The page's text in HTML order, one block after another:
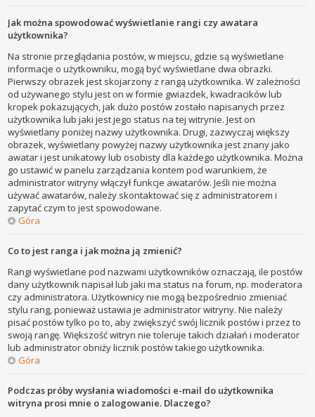
Jak można spowodować wyświetlanie rangi czy awatara
użytkownika?
Na stronie przeglądania postów, w miejscu, gdzie są wyświetlane
informacje o użytkowniku, mogą być wyświetlane dwa obrazki.
Pierwszy obrazek jest skojarzony z rangą użytkownika. W zależności
od używanego stylu jest on w formie gwiazdek, kwadracików lub
kropek pokazujących, jak dużo postów zostało napisanych przez
użytkownika lub jaki jest jego status na tej witrynie. Jest on
wyświetlany poniżej nazwy użytkownika. Drugi, zazwyczaj większy
obrazek, wyświetlany powyżej nazwy użytkownika jest znany jako
awatar i jest unikatowy lub osobisty dla każdego użytkownika. Można
go ustawić w panelu zarządzania kontem pod warunkiem, że
administrator witryny włączył funkcje awatarów. Jeśli nie można
używać awatarów, należy skontaktować się z administratorem i
zapytać czym to jest spowodowane.
Góra
Co to jest ranga i jak można ją zmienić?
Rangi wyświetlane pod nazwami użytkowników oznaczają, ile postów
dany użytkownik napisał lub jaki ma status na forum, np. moderatora
czy administratora. Użytkownicy nie mogą bezpośrednio zmieniać
stylu rang, ponieważ ustawia je administrator witryny. Nie należy
pisać postów tylko po to, aby zwiększyć swój licznik postów i przez to
swoją rangę. Większość witryn nie toleruje takich działań i moderator
lub administrator obniży licznik postów takiego użytkownika.
Góra
Podczas próby wysłania wiadomości e-mail do użytkownika
witryna prosi mnie o zalogowanie. Dlaczego?